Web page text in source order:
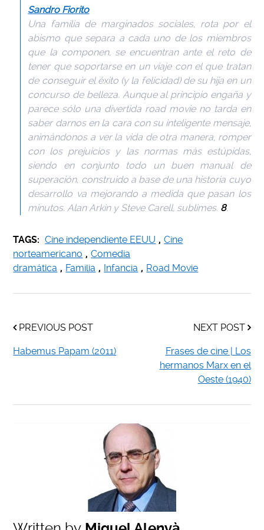
Sandro Fiorito
Una familia de marginados sociales, rota por el
abismo que separa a cada uno de los miembros
que la componen, se encuentran ante el reto de
tener que soportarse en un viaje con el que tratan
de conseguir el éxito (y la felicidad) de su hija en un
concurso de belleza. Aunque al principio engaña y
parece sólo una divertida road movie no tarda en
saber darnos en la cara con su inteligente mensaje,
animándonos a ver la vida de otra manera, romper
con los prejuicios y las normas más estúpidas,
siendo en conjunto todo un buen manual de
superación, construido a base de una historia cuyo
desarrollo va mejorando a medida que pasan los
minutos. Alan Arkin y Steve Carell, sublimes. 8.
TAGS: Cine independiente EEUU , Cine
norteamericano , Comedia
dramática , Familia , Infancia , Road Movie
PREVIOUS POST
Habemus Papam (2011)
NEXT POST
Frases de cine | Los
hermanos Marx en el
Oeste (1940)